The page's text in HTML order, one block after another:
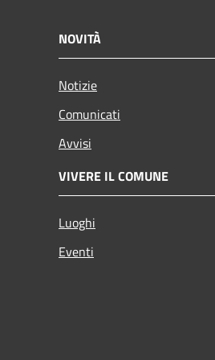
NOVITÀ
Notizie
Comunicati
Avvisi
VIVERE IL COMUNE
Luoghi
Eventi